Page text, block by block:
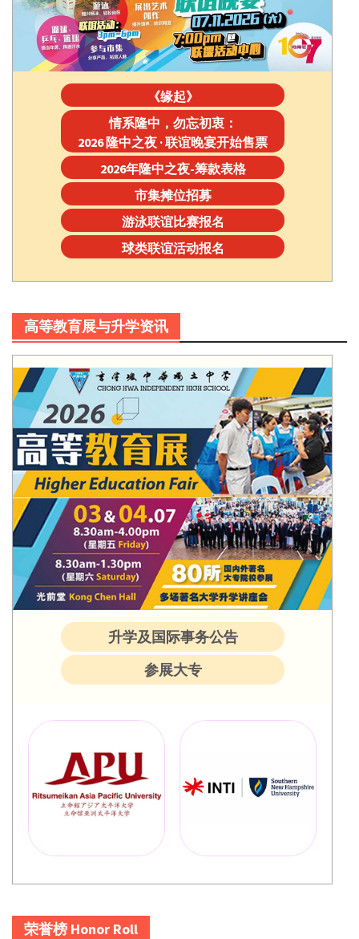
《缘起》
情系隆中，勿忘初衷：
2026 隆中之夜 · 联谊晚宴开始售票
2026年隆中之夜-筹款表格
市集摊位招募
游泳联谊比赛报名
球类联谊活动报名
高等教育展与升学资讯
升学及国际事务公告
参展大专
荣誉榜 Honor Roll